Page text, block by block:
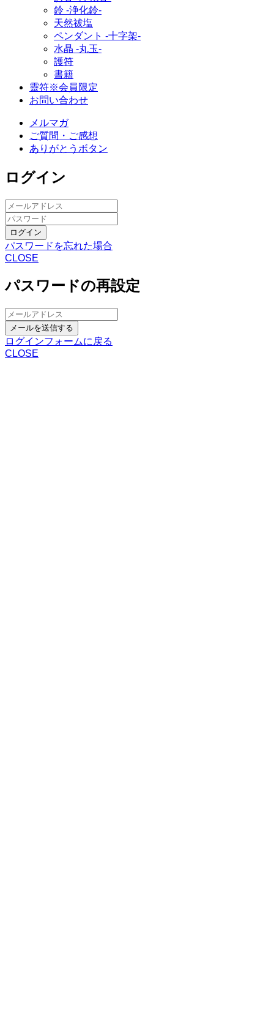
鈴 ‐浄化鈴‐
天然祓塩
ペンダント -十字架-
水晶 -丸玉-
護符
書籍
靈符※会員限定
お問い合わせ
メルマガ
ご質問・ご感想
ありがとうボタン
ログイン
ログイン
パスワードを忘れた場合
CLOSE
パスワードの再設定
メールを送信する
ログインフォームに戻る
CLOSE